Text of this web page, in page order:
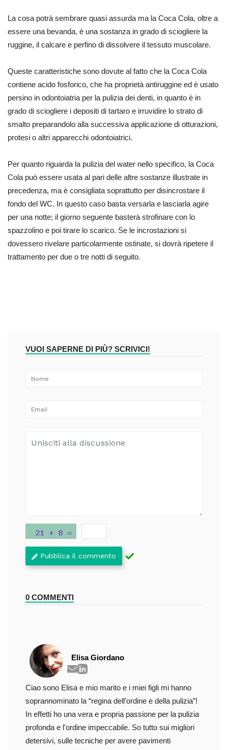
La cosa potrà sembrare quasi assurda ma la Coca Cola, oltre a
essere una bevanda, è una sostanza in grado di sciogliere la
ruggine, il calcare e perfino di dissolvere il tessuto muscolare.
Queste caratteristiche sono dovute al fatto che la Coca Cola
contiene acido fosforico, che ha proprietà antiruggine ed è usato
persino in odontoiatria per la pulizia dei denti, in quanto è in
grado di sciogliere i depositi di tartaro e irruvidire lo strato di
smalto preparandolo alla successiva applicazione di otturazioni,
protesi o altri apparecchi odontoiatrici.
Per quanto riguarda la pulizia del water nello specifico, la Coca
Cola può essere usata al pari delle altre sostanze illustrate in
precedenza, ma è consigliata soprattutto per disincrostare il
fondo del WC. In questo caso basta versarla e lasciarla agire
per una notte; il giorno seguente basterà strofinare con lo
spazzolino e poi tirare lo scarico. Se le incrostazioni si
dovessero rivelare particolarmente ostinate, si dovrà ripetere il
trattamento per due o tre notti di seguito.
VUOI SAPERNE DI PIÙ? SCRIVICI!
Pubblica il commento
0 COMMENTI
Elisa Giordano
Ciao sono Elisa e mio marito e i miei figli mi hanno
soprannominato la “regina dell'ordine e della pulizia”!
In effetti ho una vera e propria passione per la pulizia
profonda e l'ordine impeccabile. So tutto sui migliori
detersivi, sulle tecniche per avere pavimenti